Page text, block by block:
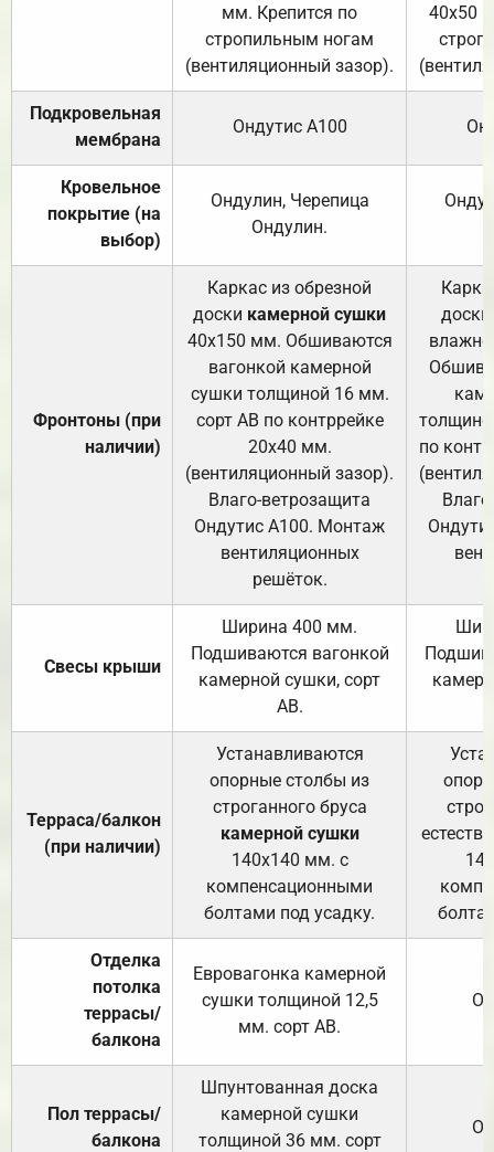
мм. Крепится по
стропильным ногам
(вентиляционный зазор).
40х50
Подкровельная
мембрана
Ондутис А100
Кровельное
покрытие (на
выбор)
Ондулин, Черепица
Ондулин.
Фронтоны (при
наличии)
Каркас из обрезной
доски камерной сушки
40х150 мм. Обшиваются
вагонкой камерной
сушки толщиной 16 мм.
сорт АВ по контррейке
20х40 мм.
(вентиляционный зазор).
Влаго-ветрозащита
Ондутис А100. Монтаж
вентиляционных
решёток.
доски
по
Свесы крыши
Ширина 400 мм.
Подшиваются вагонкой
камерной сушки, сорт
АВ.
Терраса/балкон
(при наличии)
Устанавливаются
опорные столбы из
строганного бруса
камерной сушки
140х140 мм. с
компенсационными
болтами под усадку.
Отделка
потолка
террасы/
балкона
Евровагонка камерной
сушки толщиной 12,5
мм. сорт АВ.
Пол террасы/
балкона
Шпунтованная доска
камерной сушки
толщиной 36 мм. сорт